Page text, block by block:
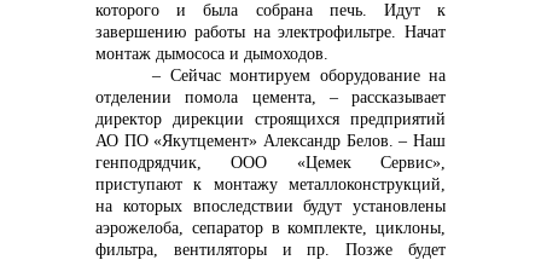
+7 (423) 234 50 50
info@vostokcement.ru
которого и была собрана печь. Идут к
завершению работы на электрофильтре. Начат
монтаж дымососа и дымоходов.
– Сейчас монтируем оборудование на
отделении помола цемента, – рассказывает
директор дирекции строящихся предприятий
АО ПО «Якутцемент» Александр Белов. – Наш
генподрядчик, ООО «Цемек Сервис»,
приступают к монтажу металлоконструкций,
на которых впоследствии будут установлены
аэрожелоба, сепаратор в комплекте, циклоны,
фильтра, вентиляторы и пр. Позже будет